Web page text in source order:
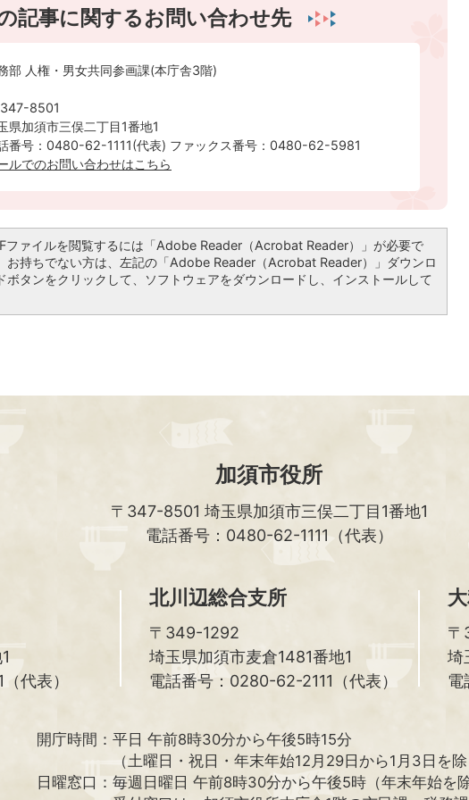
記事に関するお問い合わせ先
部 人権・男女共同参画課(本庁舎3階)
8501
県加須市三俣二丁目1番地1
番号：0480-62-1111(代表) ファックス番号：0480-62-5981
ルでのお問い合わせはこちら
ファイルを閲覧するには「Adobe Reader（Acrobat Reader）」が必要で
お持ちでない方は、左記の「Adobe Reader（Acrobat Reader）」ダウンロ
ボタンをクリックして、ソフトウェアをダウンロードし、インストールして
加須市役所
〒347-8501 埼玉県加須市三俣二丁目1番地1
電話番号：0480-62-1111（代表）
代表）
北川辺総合支所
〒349-1292
埼玉県加須市麦倉1481番地1
電話番号：0280-62-2111（代表）
〒
埼
電
開庁時間： 平日 午前8時30分から午後5時15分
（土曜日・祝日・年末年始12月29日から1月3日を
日曜窓口： 毎週日曜日 午前8時30分から午後5時（年末年始を